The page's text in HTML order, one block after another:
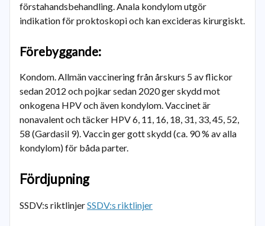
förstahandsbehandling. Anala kondylom utgör
indikation för proktoskopi och kan excideras kirurgiskt.
Förebyggande:
Kondom. Allmän vaccinering från årskurs 5 av flickor
sedan 2012 och pojkar sedan 2020 ger skydd mot
onkogena HPV och även kondylom. Vaccinet är
nonavalent och täcker HPV 6, 11, 16, 18, 31, 33, 45, 52,
58 (Gardasil 9). Vaccin ger gott skydd (ca. 90 % av alla
kondylom) för båda parter.
Fördjupning
SSDV:s riktlinjerSSDV:s riktlinjer